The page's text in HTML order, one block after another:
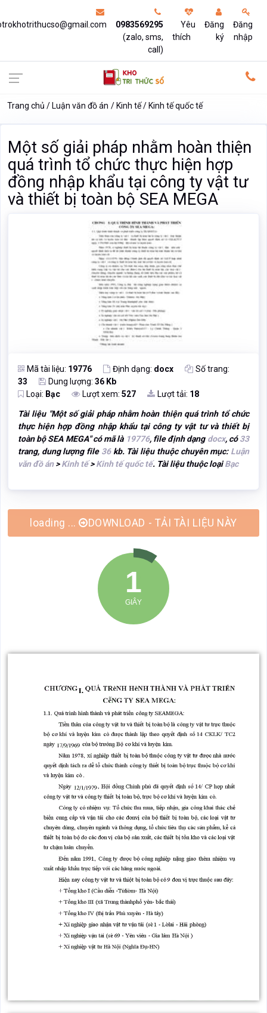
0983569295
(zalo, sms,
call)
Yêu
thích
Đăng
ký
Đăng
nhập
Trang chủ Luận văn đồ án Kinh tế Kinh tế quốc tế
Một số giải pháp nhằm hoàn thiện
quá trình tổ chức thực hiện hợp
đồng nhập khẩu tại công ty vật tư
và thiết bị toàn bộ SEA MEGA
Mã tài liệu: 19776 Định dạng: docx
Số trang:
33
Dung lượng: 36 Kb
Loại: Bạc Lượt xem: 527 Lượt tải: 18
Tài liệu "Một số giải pháp nhằm hoàn thiện quá trình tổ chức
thực hiện hợp đồng nhập khẩu tại công ty vật tư và thiết bị
toàn bộ SEA MEGA" có mã là 19776, file định dạng docx, có33
trang, dung lượng file 36kb. Tài liệu thuộc chuyên mục: Luận
văn đồ án>Kinh tế>Kinh tế quốc tế. Tài liệu thuộc loạiBạc
DOWNLOAD - TẢI TÀI LIỆU NÀY